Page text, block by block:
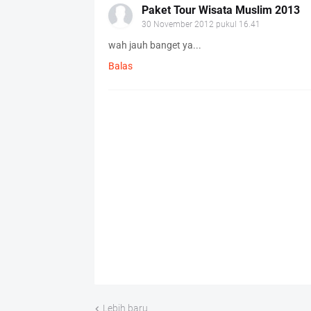
Paket Tour Wisata Muslim 2013
30 November 2012 pukul 16.41
wah jauh banget ya...
Balas
Lebih baru